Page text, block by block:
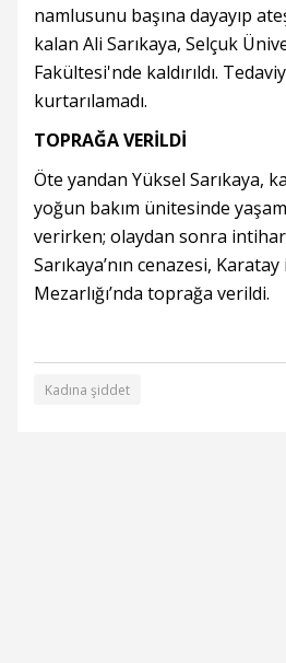
namlusunu başına dayayıp
kalan Ali Sarıkaya, Selçuk
Fakültesi'nde kaldırıldı.
kurtarılamadı.
TOPRAĞA VERİLDİ
Öte yandan Yüksel Sarıkaya,
yoğun bakım ünitesinde
verirken; olaydan sonra
Sarıkaya’nın cenazesi,
Mezarlığı’nda toprağa verildi.
Kadına şiddet